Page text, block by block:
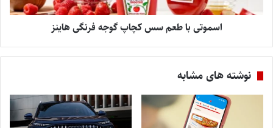
اسموتی با طعم سس کچاپ گوجه فرنگی هاینز
نوشته های مشابه